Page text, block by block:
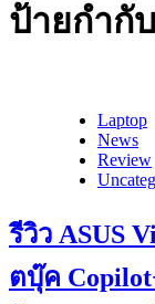
ป้ายกำกั
Laptop
News
Review
รีวิว ASUS
ตบุ๊ค